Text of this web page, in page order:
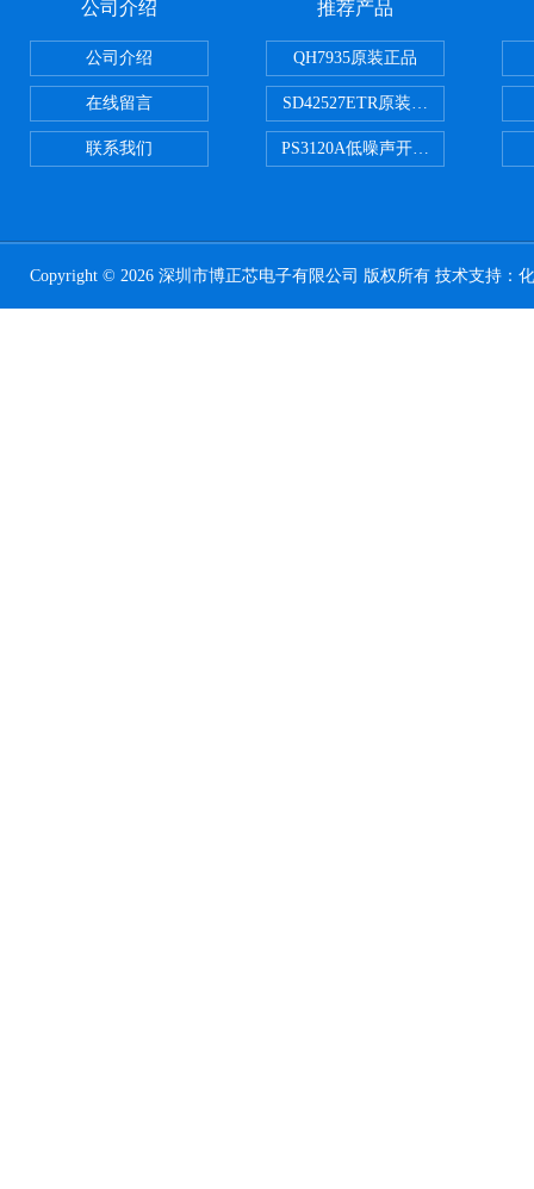
公司介绍
公司介绍
在线留言
联系我们
推荐产品
QH7935原装正品
SD42527ETR原装正品
PS3120A低噪声开关电容器原装正
Copyright © 2026 深圳市博正芯电子有限公司 版权所有 技术支持：